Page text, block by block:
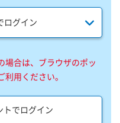
ログイン
場合は、ブラウザのポッ
利用ください。
トでログイン